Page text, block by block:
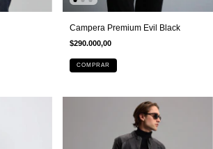
Campera Premium Evil Black
$290.000,00
COMPRAR